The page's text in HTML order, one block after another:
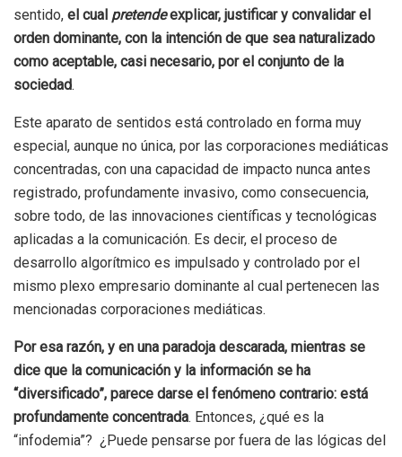
sentido, el cual pretendeexplicar, justificar y convalidar el
orden dominante, con la intención de que sea naturalizado
como aceptable, casi necesario, por el conjunto de la
sociedad.
Este aparato de sentidos está controlado en forma muy
especial, aunque no única, por las corporaciones mediáticas
concentradas, con una capacidad de impacto nunca antes
registrado, profundamente invasivo, como consecuencia,
sobre todo, de las innovaciones científicas y tecnológicas
aplicadas a la comunicación. Es decir, el proceso de
desarrollo algorítmico es impulsado y controlado por el
mismo plexo empresario dominante al cual pertenecen las
mencionadas corporaciones mediáticas.
Por esa razón, y en una paradoja descarada, mientras se
dice que la comunicación y la información se ha
“diversificado”, parece darse el fenómeno contrario: está
profundamente concentrada. Entonces, ¿qué es la
“infodemia”? ¿Puede pensarse por fuera de las lógicas del